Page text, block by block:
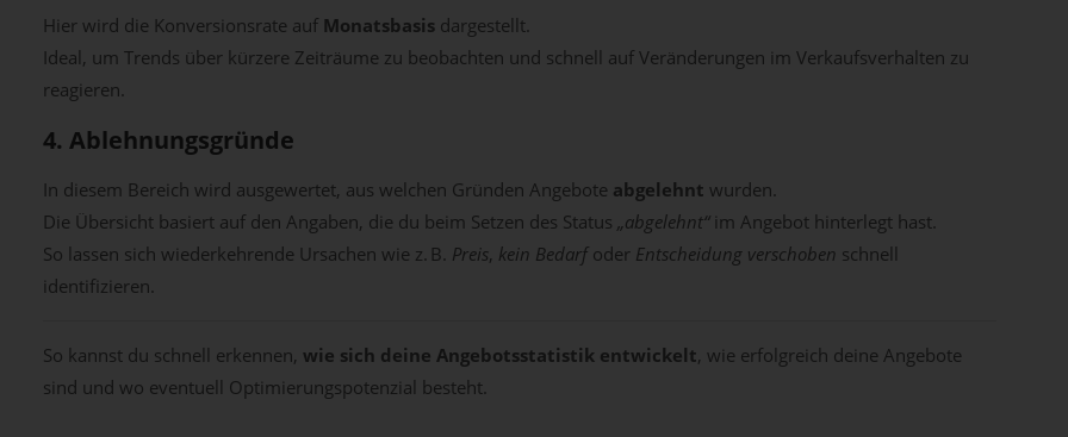
Hier wird die Konversionsrate auf Monatsbasis dargestellt.
Ideal, um Trends über kürzere Zeiträume zu beobachten und schnell auf Veränderungen im Verkaufsverhalten zu
reagieren.
4. Ablehnungsgründe
In diesem Bereich wird ausgewertet, aus welchen Gründen Angebote abgelehnt wurden.
Die Übersicht basiert auf den Angaben, die du beim Setzen des Status„abgelehnt“im Angebot hinterlegt hast.
So lassen sich wiederkehrende Ursachen wie z. B. Preis, kein Bedarfoder Entscheidung verschoben schnell
identifizieren.
So kannst du schnell erkennen,wie sich deine Angebotsstatistik entwickelt, wie erfolgreich deine Angebote
sind und wo eventuell Optimierungspotenzial besteht.